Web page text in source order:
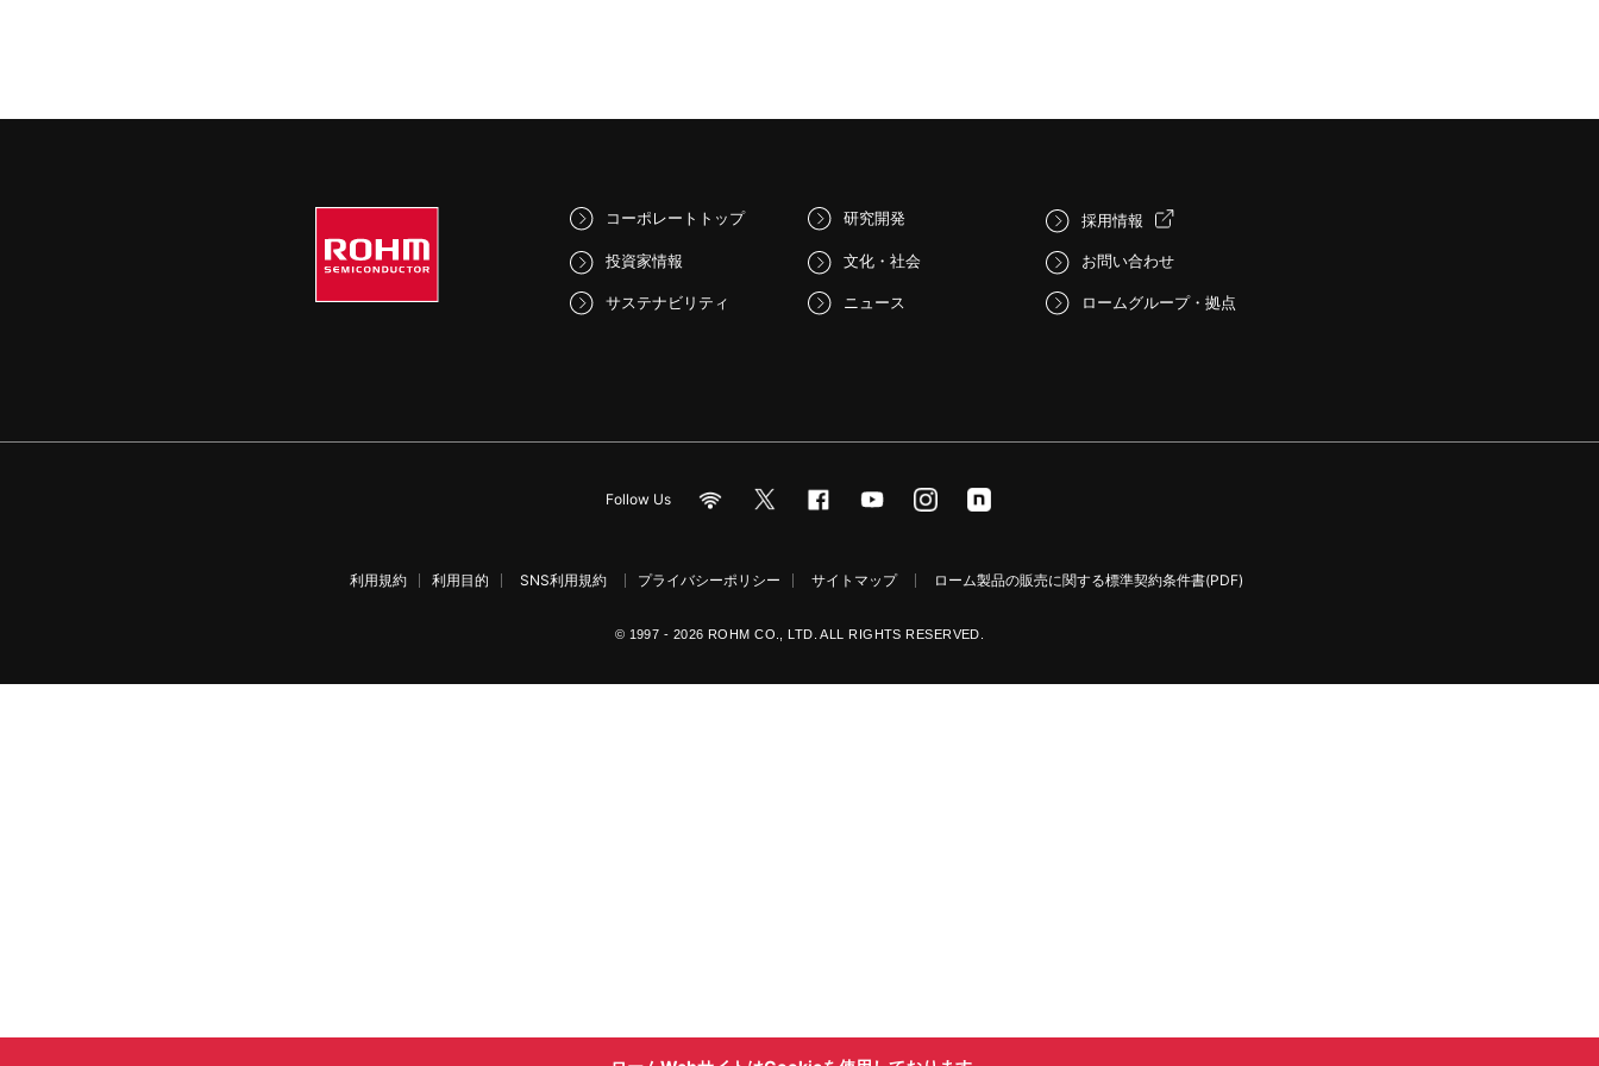
コーポレートトップ
投資家情報
サステナビリティ
研究開発
文化・社会
ニュース
採用情報
お問い合わせ
ロームグループ・拠点
Follow Us
利用規約 利用目的 SNS利用規約 プライバシーポリシー サイトマップ ローム製品の販売に関する標準契約条件書(PDF)
© 1997 - 2026 ROHM CO., LTD. ALL RIGHTS RESERVED.